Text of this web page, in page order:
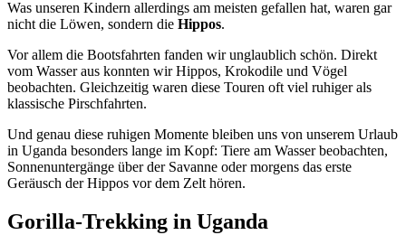
Was unseren Kindern allerdings am meisten gefallen hat, waren gar
nicht die Löwen, sondern die Hippos.
Vor allem die Bootsfahrten fanden wir unglaublich schön. Direkt
vom Wasser aus konnten wir Hippos, Krokodile und Vögel
beobachten. Gleichzeitig waren diese Touren oft viel ruhiger als
klassische Pirschfahrten.
Und genau diese ruhigen Momente bleiben uns von unserem Urlaub
in Uganda besonders lange im Kopf: Tiere am Wasser beobachten,
Sonnenuntergänge über der Savanne oder morgens das erste
Geräusch der Hippos vor dem Zelt hören.
Gorilla-Trekking in Uganda